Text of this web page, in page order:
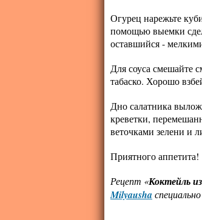
Огурец нарежьте
помощью выемки
оставшийся -
Для соуса смешайте
табаско. Хорошо
Дно салатника
креветки,
веточками зелени и
Приятного аппетита!
Рецепт «Коктейль
Milyausha